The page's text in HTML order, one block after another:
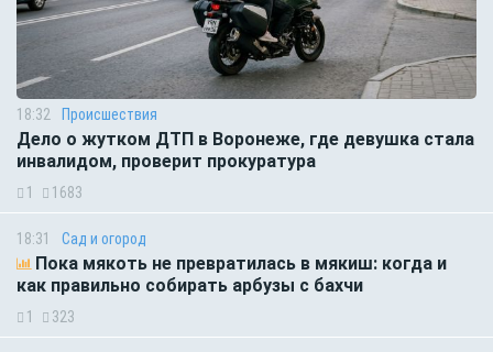
18:32 Происшествия
Дело о жутком ДТП в Воронеже, где девушка стала
инвалидом, проверит прокуратура
1 1683
18:31 Сад и огород
Пока мякоть не превратилась в мякиш: когда и
как правильно собирать арбузы с бахчи
1 323